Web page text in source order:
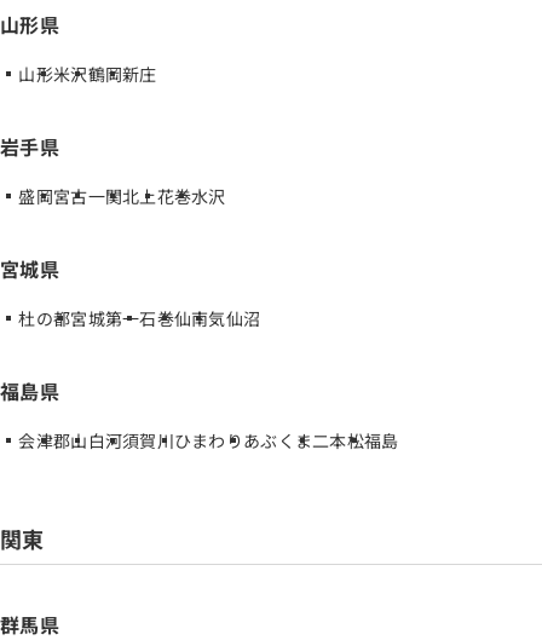
山形県
山形米沢鶴岡新庄
岩手県
盛岡宮古一関北上花巻水沢
宮城県
杜の都宮城第一石巻仙南気仙沼
福島県
会津郡山 白河須賀川ひまわり あぶくま二本松福島
関東
群馬県